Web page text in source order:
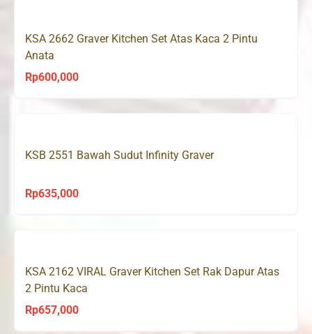
KSA 2662 Graver Kitchen Set Atas Kaca 2 Pintu
Anata
Rp600,000
KSB 2551 Bawah Sudut Infinity Graver
Rp635,000
KSA 2162 VIRAL Graver Kitchen Set Rak Dapur Atas
2 Pintu Kaca
Rp657,000